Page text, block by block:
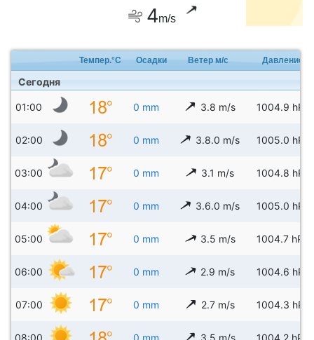
4m/s
Темпер.°C Осадки Ветер м/с Давление
Сегодня
01:00 0 mm 3.8 m/s 1004.9 hPa
02:00 0 mm 3.8.0 m/s 1005.0 hPa
03:00 0 mm 3.1 m/s 1004.8 hPa
04:00 0 mm 3.6.0 m/s 1005.0 hPa
05:00 0 mm 3.5 m/s 1004.7 hPa
06:00 0 mm 2.9 m/s 1004.6 hPa
07:00 0 mm 2.7 m/s 1004.3 hPa
08:00 0 mm 3.5 m/s 1004.2 hPa